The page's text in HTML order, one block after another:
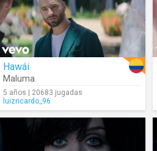
Hawái
Maluma
5 años | 20683 jugadas
luizricardo_96